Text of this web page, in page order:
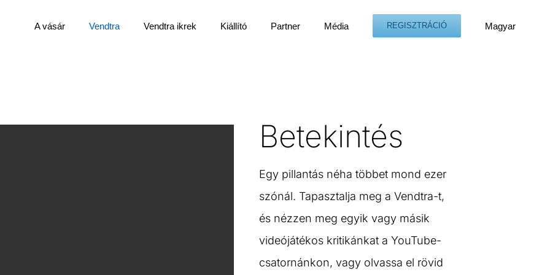
A vásár Vendtra Vendtra ikrek Kiállító Partner Média REGISZTRÁCIÓ Magyar
Betekintés
Egy pillantás néha többet mond ezer
szónál. Tapasztalja meg a Vendtra-t,
és nézzen meg egyik vagy másik
videójátékos kritikánkat a YouTube-
csatornánkon, vagy olvassa el rövid